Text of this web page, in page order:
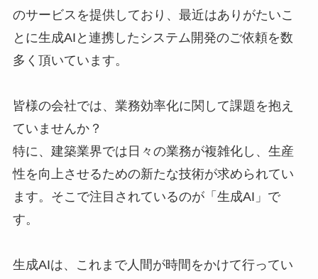
のサービスを提供しており、最近はありがたいこ
とに生成AIと連携したシステム開発のご依頼を数
多く頂いています。
皆様の会社では、業務効率化に関して課題を抱え
ていませんか？
​特に、建築業界では日々の業務が複雑化し、生産
性を向上させるための新たな技術が求められてい
ます。そこで注目されているのが「生成AI」で
す。
​生成AIは、これまで人間が時間をかけて行ってい